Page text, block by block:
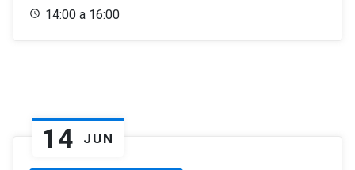
14:00 a 16:00
14 JUN